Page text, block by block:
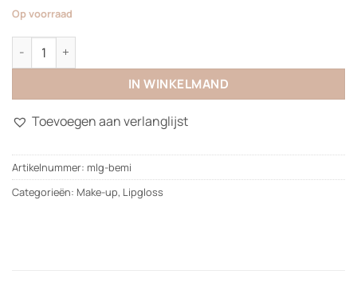
Op voorraad
Lipgloss aantal
IN WINKELMAND
Toevoegen aan verlanglijst
Artikelnummer: mlg-bemi
Categorieën: Make-up, Lipgloss